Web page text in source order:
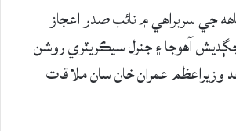
جي سربراهي ۾ نائب صدر اعجاز
آهوجا ۽ جنرل سيڪريٽري روشن
وزيراعظم عمران خان سان ملاقات